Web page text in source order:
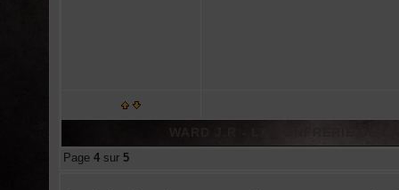
Page 4 sur 5